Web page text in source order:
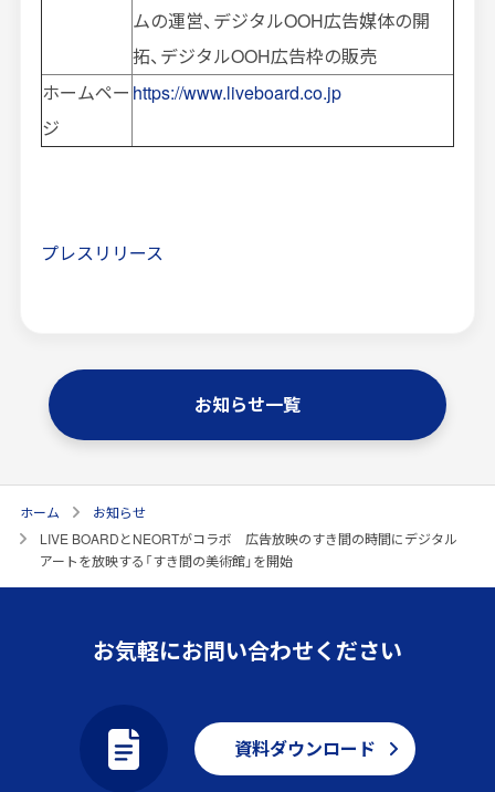
ムの運営、デジタルOOH広告媒体の開
拓、デジタルOOH広告枠の販売
ホームペー
ジ
https://www.liveboard.co.jp
プレスリリース
お知らせ一覧
ホーム
お知らせ
LIVE BOARDとNEORTがコラボ 広告放映のすき間の時間にデジタル
アートを放映する「すき間の美術館」を開始
お気軽にお問い合わせください
資料ダウンロード